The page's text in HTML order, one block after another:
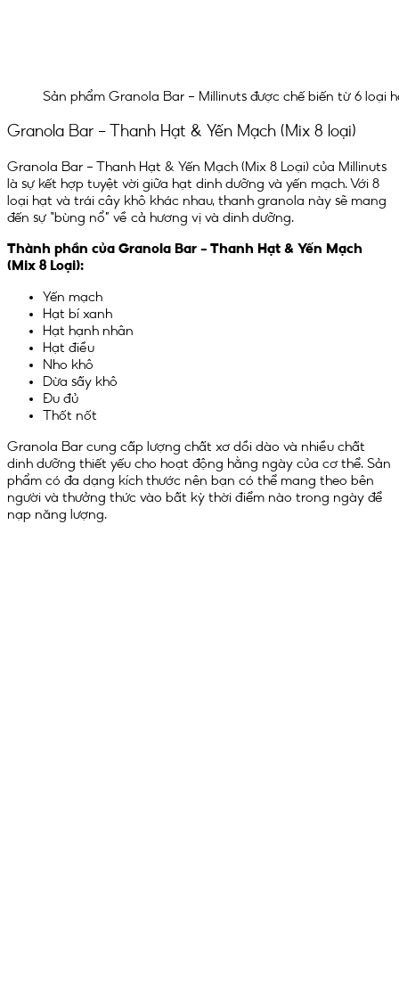
Sản phẩm Granola Bar – Millinuts được chế biến từ 6 loại
Granola Bar – Thanh Hạt & Yến Mạch (Mix 8 loại)
Granola Bar – Thanh Hạt & Yến Mạch (Mix 8 Loại) của Millinuts
là sự kết hợp tuyệt vời giữa hạt dinh dưỡng và yến mạch. Với 8
loại hạt và trái cây khô khác nhau, thanh granola này sẽ mang
đến sự “bùng nổ” về cả hương vị và dinh dưỡng.
Thành phần của Granola Bar – Thanh Hạt & Yến Mạch
(Mix 8 Loại):
Yến mạch
Hạt bí xanh
Hạt hạnh nhân
Hạt điều
Nho khô
Dừa sấy khô
Đu đủ
Thốt nốt
Granola Bar cung cấp lượng chất xơ dồi dào và nhiều chất
dinh dưỡng thiết yếu cho hoạt động hằng ngày của cơ thể. Sản
phẩm có đa dạng kích thước nên bạn có thể mang theo bên
người và thưởng thức vào bất kỳ thời điểm nào trong ngày để
nạp năng lượng.